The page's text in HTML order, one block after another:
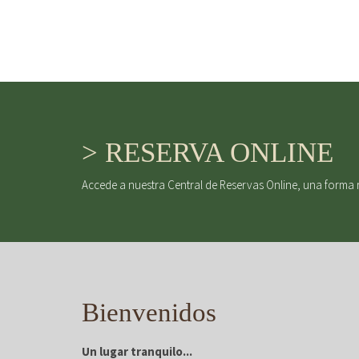
> RESERVA ONLINE
Accede a nuestra Central de Reservas Online, una
Bienvenidos
Un lugar tranquilo...